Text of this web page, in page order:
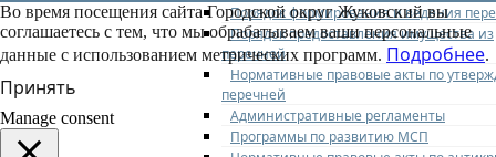
Порядок формирования и ведения
Порядок предоставления имущества из
перечней
Нормативные правовые акты по
перечней
Административные регламенты
Программы по развитию МСП
Во время посещения сайта Городской округ Жуковский вы
соглашаетесь с тем, что мы обрабатываем ваши персональные
данные с использованием метрических программ. Подробнее.
Принять
Manage consent